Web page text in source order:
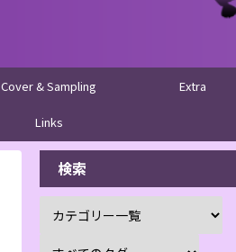
Cover & Sampling Extra
Links
検索